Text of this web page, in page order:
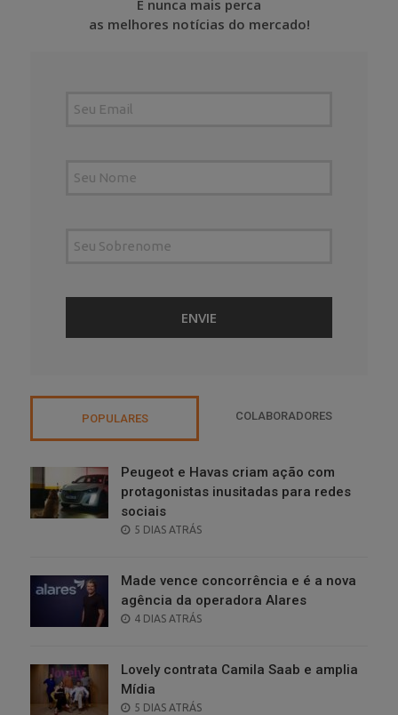
E nunca mais perca
as melhores notícias do mercado!
POPULARES COLABORADORES
Peugeot e Havas criam ação com
protagonistas inusitadas para redes
sociais
POSTED
5 DIAS ATRÁS
Made vence concorrência e é a nova
agência da operadora Alares
POSTED
4 DIAS ATRÁS
Lovely contrata Camila Saab e amplia
Mídia
POSTED
5 DIAS ATRÁS